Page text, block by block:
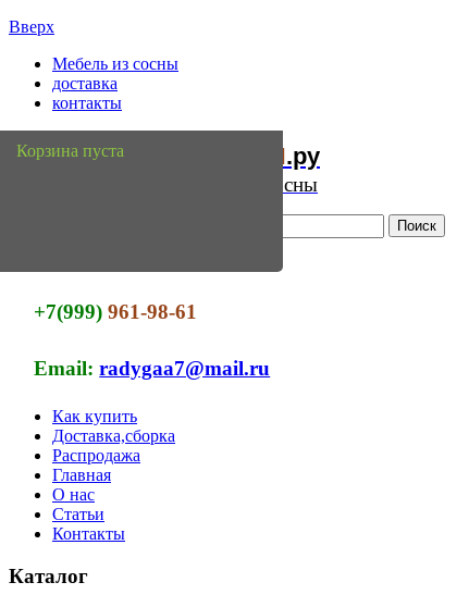
Вверх
Мебель из сосны
доставка
контакты
Мебель Сосны.ру
Интернет магазин мебели из сосны
+7(999)961-98-61
Email:radygaa7@mail.ru
Как купить
Доставка,сборка
Распродажа
Главная
О нас
Статьи
Контакты
Корзина пуста
Каталог